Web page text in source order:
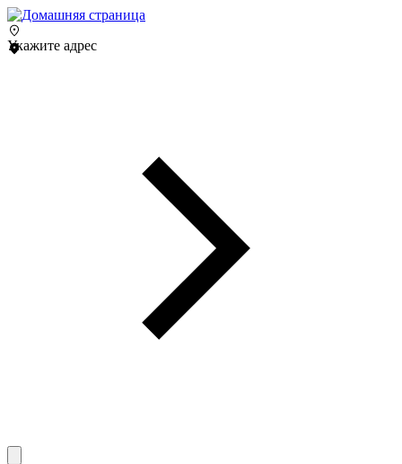
Укажите адрес